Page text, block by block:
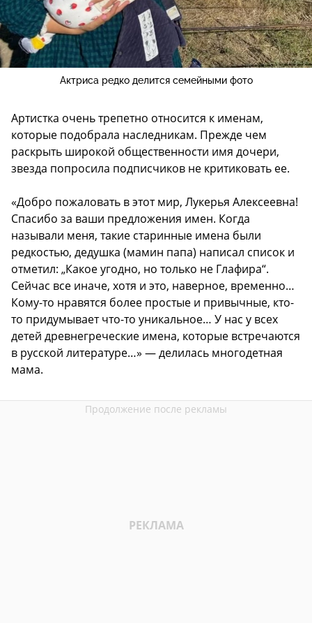
Актриса редко делится семейными фото
Артистка очень трепетно относится к именам,
которые подобрала наследникам. Прежде чем
раскрыть широкой общественности имя дочери,
звезда попросила подписчиков не критиковать ее.
«Добро пожаловать в этот мир, Лукерья Алексеевна!
Спасибо за ваши предложения имен. Когда
называли меня, такие старинные имена были
редкостью, дедушка (мамин папа) написал список и
отметил: „Какое угодно, но только не Глафира“.
Сейчас все иначе, хотя и это, наверное, временно…
Кому-то нравятся более простые и привычные, кто-
то придумывает что-то уникальное… У нас у всех
детей древнегреческие имена, которые встречаются
в русской литературе…» — делилась многодетная
мама.